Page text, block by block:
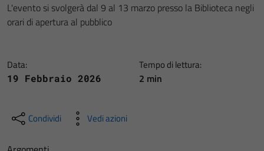
L'evento si svolgerà dal 9 al 13 marzo presso la Biblioteca negli
orari di apertura al pubblico
Data:
19 Febbraio 2026
Tempo di lettura:
2 min
Condividi Vedi azioni